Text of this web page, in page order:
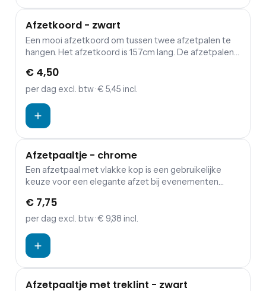
Afzetkoord - zwart
Een mooi afzetkoord om tussen twee afzetpalen te
hangen. Het afzetkoord is 157cm lang. De afzetpalen
maar vooral mooie binnenkomst op jouw evenement
bezorgen? Combineer de koorden en palen met een
€ 4,50
per dag excl. btw· € 5,45 incl.
Afzetpaaltje - chrome
Een afzetpaal met vlakke kop is een gebruikelijke
keuze voor een elegante afzet bij evenementen
Aan deze afzetpaal kunnen afzetkoorden worden
bevestigd. Deze paal kan binnen en in beperkte mate
roestvrij staal. De paal is voorzien van een verzwaarde
voet waardoor hij ook bij zwaarder weer recht blijft
staan.
€ 7,75
per dag excl. btw· € 9,38 incl.
Afzetpaaltje met treklint - zwart